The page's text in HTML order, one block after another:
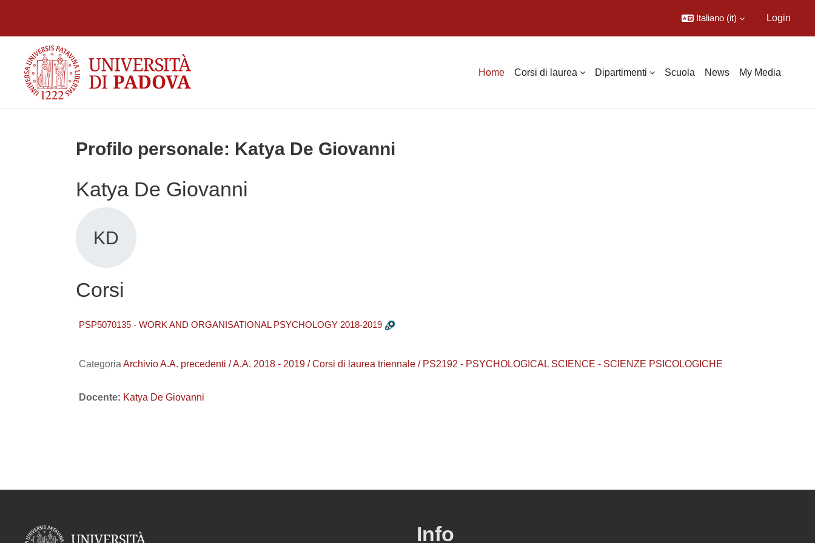
Italiano ‎(it)‎ Login
Home Corsi di laurea Dipartimenti Scuola News My Media
Profilo personale: Katya De Giovanni
Katya De Giovanni
KD
Corsi
PSP5070135 - WORK AND ORGANISATIONAL PSYCHOLOGY 2018-2019
Categoria Archivio A.A. precedenti / A.A. 2018 - 2019 / Corsi di laurea triennale / PS2192 - PSYCHOLOGICAL SCIENCE - SCIENZE PSICOLOGICHE
Docente: Katya De Giovanni
Info